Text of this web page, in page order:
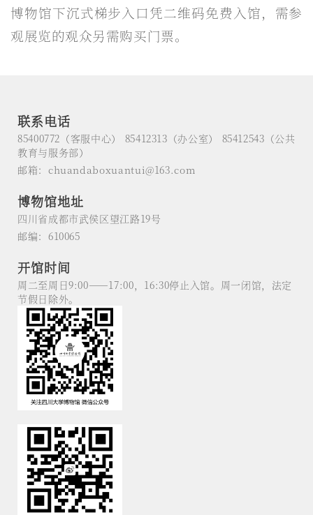
博物馆下沉式梯步入口凭二维码免费入馆，需参
观展览的观众另需购买门票。
联系电话
85400772（客服中心） 85412313（办公室） 85412543（公共
教育与服务部）
邮箱：chuandaboxuantui@163.com
博物馆地址
四川省成都市武侯区望江路19号
邮编：610065
开馆时间
周二至周日9:00——17:00，16:30停止入馆。周一闭馆，法定
节假日除外。